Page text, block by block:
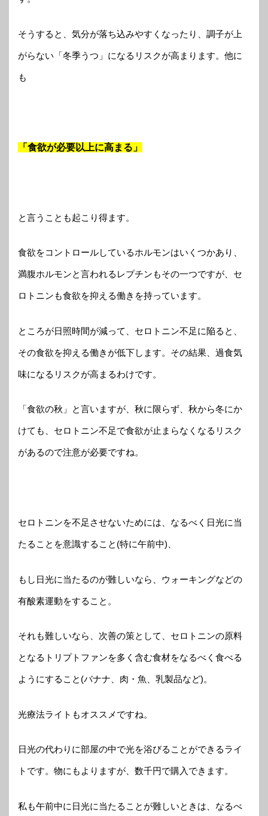
そうすると、気分が落ち込みやすくなったり、調子が上
がらない「冬季うつ」になるリスクが高まります。他に
も
「食欲が必要以上に高まる」
と言うことも起こり得ます。
食欲をコントロールしているホルモンはいくつかあり、
満腹ホルモンと言われるレプチンもその一つですが、セ
ロトニンも食欲を抑える働きを持っています。
ところが日照時間が減って、セロトニン不足に陥ると、
その食欲を抑える働きが低下します。その結果、過食気
味になるリスクが高まるわけです。
「食欲の秋」と言いますが、秋に限らず、秋から冬にか
けても、セロトニン不足で食欲が止まらなくなるリスク
があるので注意が必要ですね。
セロトニンを不足させないためには、なるべく日光に当
たることを意識すること(特に午前中)、
もし日光に当たるのが難しいなら、ウォーキングなどの
有酸素運動をすること。
それも難しいなら、次善の策として、セロトニンの原料
となるトリプトファンを多く含む食材をなるべく食べる
ようにすること(バナナ、肉・魚、乳製品など)。
光療法ライトもオススメですね。
日光の代わりに部屋の中で光を浴びることができるライ
トです。物にもよりますが、数千円で購入できます。
私も午前中に日光に当たることが難しいときは、なるべ